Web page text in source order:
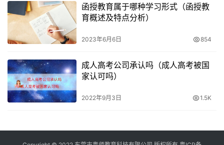
函授教育属于哪种学习形式（函授教
育概述及特点分析）
2023年6月6日 854
成人高考公司承认吗（成人高考被国
家认可吗）
2022年9月3日 1.5K